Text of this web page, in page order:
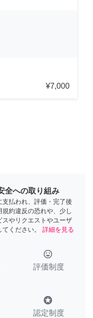
¥7,000
全への取り組み
払われ、評価・完了後
約違反の恐れや、少し
やリクエストやユーザ
ください。
詳細を見る
tag_faces
評価制度
stars
認定制度